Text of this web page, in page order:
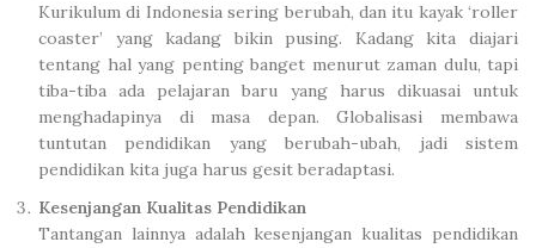
Kurikulum di Indonesia sering berubah, dan itu kayak ‘roller
coaster’ yang kadang bikin pusing. Kadang kita diajari
tentang hal yang penting banget menurut zaman dulu, tapi
tiba-tiba ada pelajaran baru yang harus dikuasai untuk
menghadapinya di masa depan. Globalisasi membawa
tuntutan pendidikan yang berubah-ubah, jadi sistem
pendidikan kita juga harus gesit beradaptasi.
Kesenjangan Kualitas Pendidikan
Tantangan lainnya adalah kesenjangan kualitas pendidikan